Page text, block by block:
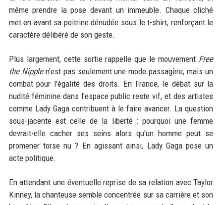
même prendre la pose devant un immeuble. Chaque cliché
met en avant sa poitrine dénudée sous le t-shirt, renforçant le
caractère délibéré de son geste.
Plus largement, cette sortie rappelle que le mouvement Free
the Nipplen'est pas seulement une mode passagère, mais un
combat pour l'égalité des droits. En France, le débat sur la
nudité féminine dans l'espace public reste vif, et des artistes
comme Lady Gaga contribuent à le faire avancer. La question
sous-jacente est celle de la liberté : pourquoi une femme
devrait-elle cacher ses seins alors qu'un homme peut se
promener torse nu ? En agissant ainsi, Lady Gaga pose un
acte politique.
En attendant une éventuelle reprise de sa relation avec Taylor
Kinney, la chanteuse semble concentrée sur sa carrière et son